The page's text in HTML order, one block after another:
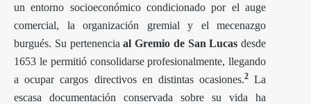
un entorno socioeconómico condicionado por el auge
comercial, la organización gremial y el mecenazgo
burgués. Su pertenenciaal Gremio de San Lucas desde
1653 le permitió consolidarse profesionalmente, llegando
a ocupar cargos directivos en distintas ocasiones.2 La
escasa documentación conservada sobre su vida ha